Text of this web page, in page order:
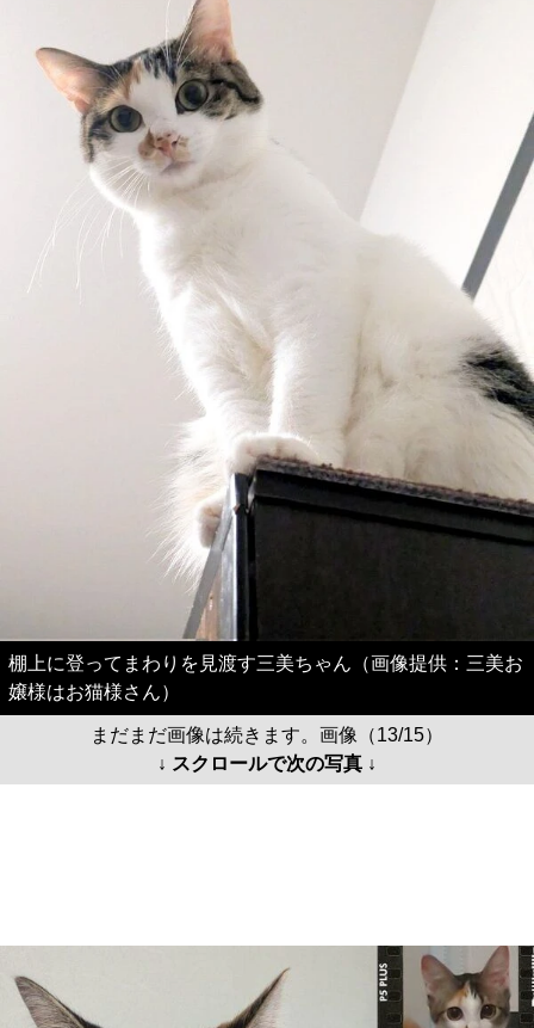
棚上に登ってまわりを見渡す三美ちゃん（画像提供：三美お
嬢様はお猫様さん）
まだまだ画像は続きます。画像（13/15）
↓ スクロールで次の写真 ↓